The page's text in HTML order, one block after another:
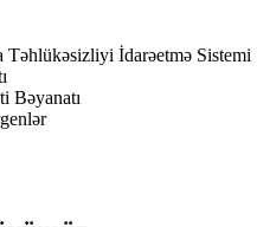
Təhlükəsizliyi İdarəetmə Sistemi
Bəyanatı